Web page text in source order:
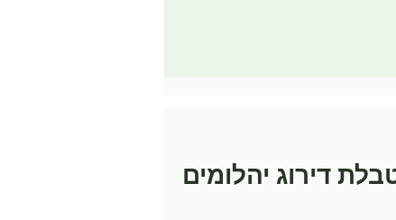
דירוג יהלומים